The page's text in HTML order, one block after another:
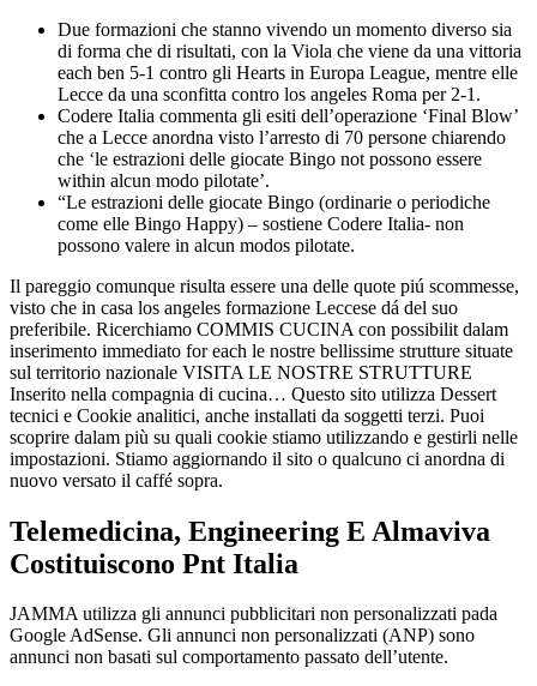
Due formazioni che stanno vivendo un momento diverso sia
di forma che di risultati, con la Viola che viene da una vittoria
each ben 5-1 contro gli Hearts in Europa League, mentre elle
Lecce da una sconfitta contro los angeles Roma per 2-1.
Codere Italia commenta gli esiti dell’operazione ‘Final Blow’
che a Lecce anordna visto l’arresto di 70 persone chiarendo
che ‘le estrazioni delle giocate Bingo not possono essere
within alcun modo pilotate’.
“Le estrazioni delle giocate Bingo (ordinarie o periodiche
come elle Bingo Happy) – sostiene Codere Italia- non
possono valere in alcun modos pilotate.
Il pareggio comunque risulta essere una delle quote piú scommesse,
visto che in casa los angeles formazione Leccese dá del suo
preferibile. Ricerchiamo COMMIS CUCINA con possibilit dalam
inserimento immediato for each le nostre bellissime strutture situate
sul territorio nazionale VISITA LE NOSTRE STRUTTURE
Inserito nella compagnia di cucina… Questo sito utilizza Dessert
tecnici e Cookie analitici, anche installati da soggetti terzi. Puoi
scoprire dalam più su quali cookie stiamo utilizzando e gestirli nelle
impostazioni. Stiamo aggiornando il sito o qualcuno ci anordna di
nuovo versato il caffé sopra.
Telemedicina, Engineering E Almaviva
Costituiscono Pnt Italia
JAMMA utilizza gli annunci pubblicitari non personalizzati pada
Google AdSense. Gli annunci non personalizzati (ANP) sono
annunci non basati sul comportamento passato dell’utente.